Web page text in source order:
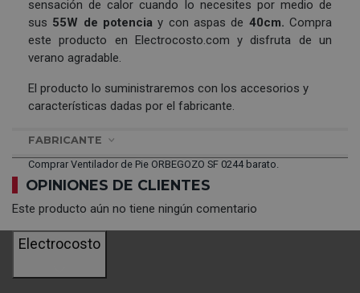
sensación de calor cuando lo necesites por medio de
sus 55W de potencia y con aspas de 40cm. Compra
este producto en Electrocosto.com y disfruta de un
verano agradable.
El producto lo suministraremos con los accesorios y
características dadas por el fabricante.
FABRICANTE
Comprar Ventilador de Pie ORBEGOZO SF 0244 barato.
OPINIONES DE CLIENTES
Este producto aún no tiene ningún comentario
Electrocosto